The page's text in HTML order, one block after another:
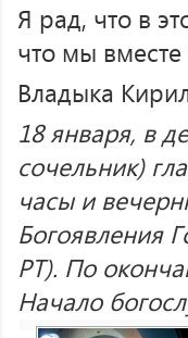
Я рад, что в
что мы
Владыка
18 января, в
сочельник)
часы и
Богоявления
РТ). По
Начало